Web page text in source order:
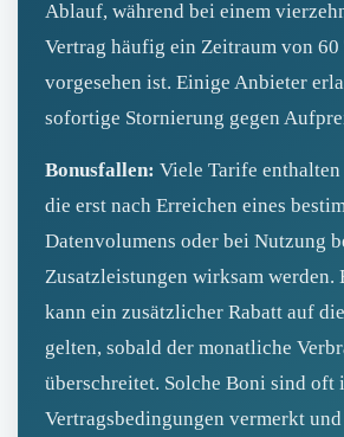
Ablauf, während bei einem
Vertrag häufig ein Zeitraum von 60
vorgesehen ist. Einige Anbieter
sofortige Stornierung gegen
Bonusfallen: Viele Tarife
die erst nach Erreichen eines
Datenvolumens oder bei Nutzung
Zusatzleistungen wirksam werden.
kann ein zusätzlicher Rabatt auf
gelten, sobald der monatliche
überschreitet. Solche Boni sind oft
Vertragsbedingungen vermerkt